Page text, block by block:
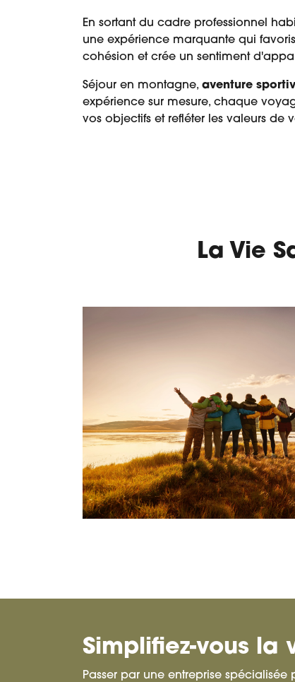
En sortant du cadre professionnel
une expérience marquante qui
cohésion et crée un sentiment
Séjour en montagne, aventure
expérience sur mesure, chaque
vos objectifs et refléter les valeurs de
La Vie
Simplifiez-vous
Passer par une entreprise